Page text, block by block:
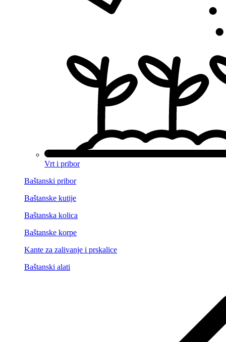
Vrt i pribor
Baštanski pribor
Baštanske kutije
Baštanska kolica
Baštanske korpe
Kante za zalivanje i prskalice
Baštanski alati